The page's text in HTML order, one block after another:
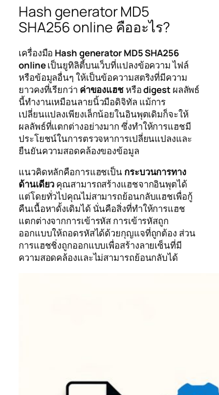
Hash generator MD5
SHA256 online คืออะไร?
เครื่องมือ Hash generator MD5 SHA256
onlineเป็นยูทิลิตี้บนเว็บที่แปลงข้อความ ไฟล์
หรือข้อมูลอื่นๆ ให้เป็นข้อความสตริงที่มีความ
ยาวคงที่เรียกว่า ค่าของแฮชหรือdigestผลลัพธ์
นี้ทำงานเหมือนลายนิ้วมือดิจิทัล แม้การ
เปลี่ยนแปลงเพียงเล็กน้อยในอินพุตเดิมก็จะให้
ผลลัพธ์ที่แตกต่างอย่างมาก ซึ่งทำให้การแฮชมี
ประโยชน์ในการตรวจหาการเปลี่ยนแปลงและ
ยืนยันความสอดคล้องของข้อมูล
แนวคิดหลักคือการแฮชเป็นกระบวนการทาง
ด้านเดียวคุณสามารถสร้างแฮชจากอินพุตได้
แต่โดยทั่วไปคุณไม่สามารถย้อนกลับแฮชเพื่อกู้
คืนเนื้อหาดั้งเดิมได้ นั่นคือสิ่งที่ทำให้การแฮช
แตกต่างจากการเข้ารหัส การเข้ารหัสถูก
ออกแบบให้ถอดรหัสได้ด้วยกุญแจที่ถูกต้อง ส่วน
การแฮชชิ่งถูกออกแบบเพื่อสร้างลายเซ็นที่มี
ความสอดคล้องและไม่สามารถย้อนกลับได้